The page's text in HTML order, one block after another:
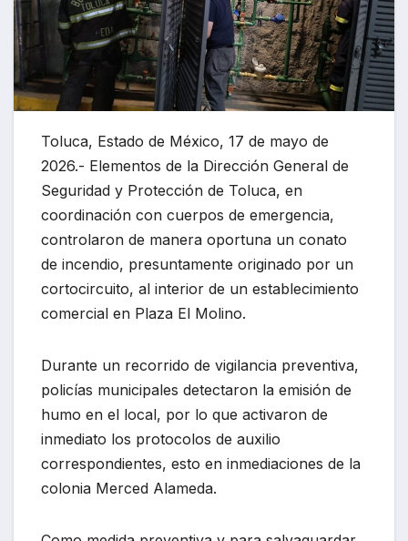
Toluca, Estado de México, 17 de mayo de
2026.- Elementos de la Dirección General de
Seguridad y Protección de Toluca, en
coordinación con cuerpos de emergencia,
controlaron de manera oportuna un conato
de incendio, presuntamente originado por un
cortocircuito, al interior de un establecimiento
comercial en Plaza El Molino.
Durante un recorrido de vigilancia preventiva,
policías municipales detectaron la emisión de
humo en el local, por lo que activaron de
inmediato los protocolos de auxilio
correspondientes, esto en inmediaciones de la
colonia Merced Alameda.